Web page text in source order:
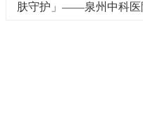
肤守护」——泉州中科医